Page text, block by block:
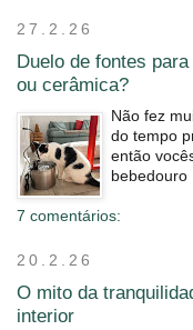
27.2.26
Duelo de fontes
ou cerâmica?
Não fez
do tempo
então
bebedouro
7 comentários:
20.2.26
O mito da
interior